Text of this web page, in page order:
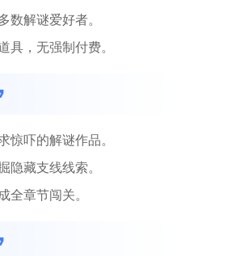
数解谜爱好者。
具，无强制付费。
惊吓的解谜作品。
隐藏支线线索。
全章节闯关。